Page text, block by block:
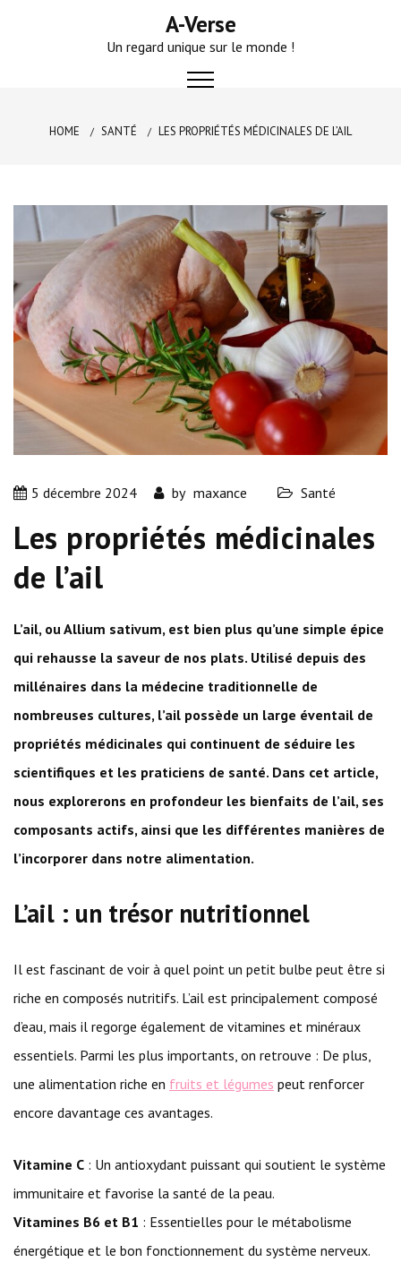
A-Verse
Un regard unique sur le monde !
HOME SANTÉ LES PROPRIÉTÉS MÉDICINALES DE L’AIL
5 décembre 2024 by maxance Santé
Les propriétés médicinales
de l’ail
L’ail, ou Allium sativum, est bien plus qu’une simple épice
qui rehausse la saveur de nos plats. Utilisé depuis des
millénaires dans la médecine traditionnelle de
nombreuses cultures, l’ail possède un large éventail de
propriétés médicinales qui continuent de séduire les
scientifiques et les praticiens de santé. Dans cet article,
nous explorerons en profondeur les bienfaits de l’ail, ses
composants actifs, ainsi que les différentes manières de
l’incorporer dans notre alimentation.
L’ail : un trésor nutritionnel
Il est fascinant de voir à quel point un petit bulbe peut être si
riche en composés nutritifs. L’ail est principalement composé
d’eau, mais il regorge également de vitamines et minéraux
essentiels. Parmi les plus importants, on retrouve : De plus,
une alimentation riche en fruits et légumes peut renforcer
encore davantage ces avantages.
Vitamine C : Un antioxydant puissant qui soutient le système
immunitaire et favorise la santé de la peau.
Vitamines B6 et B1 : Essentielles pour le métabolisme
énergétique et le bon fonctionnement du système nerveux.